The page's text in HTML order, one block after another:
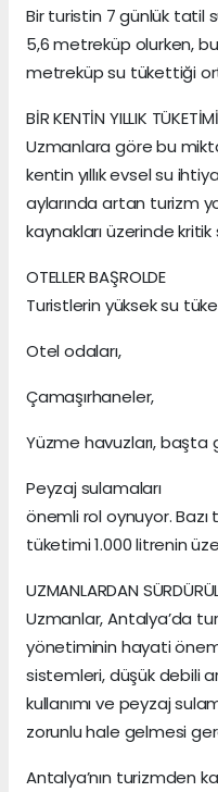
Bir turistin 7 günlük tatil
5,6 metreküp olurken,
metreküp su tükettiği
BİR KENTİN YILLIK
Uzmanlara göre bu
kentin yıllık evsel su
aylarında artan turizm
kaynakları üzerinde
OTELLER BAŞROLDE
Turistlerin yüksek su
Otel odaları,
Çamaşırhaneler,
Yüzme havuzları, başta
Peyzaj sulamaları
önemli rol oynuyor.
tüketimi 1.000 litrenin
UZMANLARDAN
Uzmanlar, Antalya’da
yönetiminin hayati önem
sistemleri, düşük debili
kullanımı ve peyzaj
zorunlu hale gelmesi
Antalya’nın turizmden